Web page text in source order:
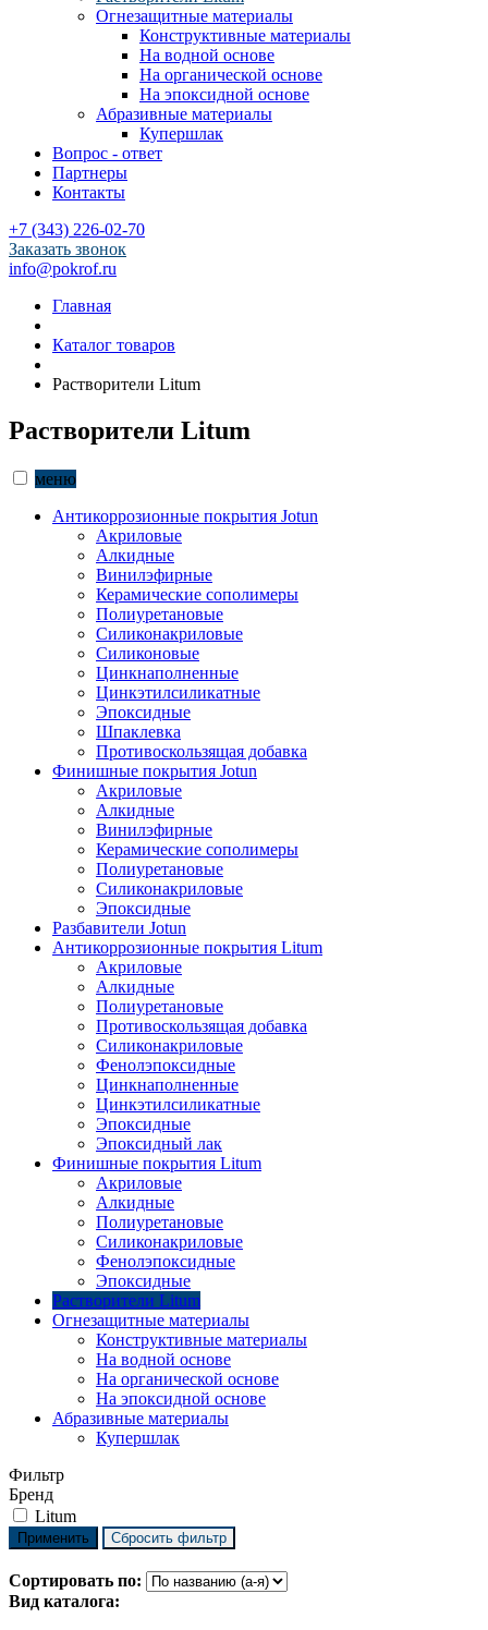
Огнезащитные материалы
Конструктивные материалы
На водной основе
На органической основе
На эпоксидной основе
Абразивные материалы
Купершлак
Вопрос - ответ
Партнеры
Контакты
+7 (343) 226-02-70
Заказать звонок
info@pokrof.ru
Главная
Каталог товаров
Растворители Litum
Растворители Litum
меню
Антикоррозионные покрытия Jotun
Акриловые
Алкидные
Винилэфирные
Керамические сополимеры
Полиуретановые
Силиконакриловые
Силиконовые
Цинкнаполненные
Цинкэтилсиликатные
Эпоксидные
Шпаклевка
Противоскользящая добавка
Финишные покрытия Jotun
Акриловые
Алкидные
Винилэфирные
Керамические сополимеры
Полиуретановые
Силиконакриловые
Эпоксидные
Разбавители Jotun
Антикоррозионные покрытия Litum
Акриловые
Алкидные
Полиуретановые
Противоскользящая добавка
Силиконакриловые
Фенолэпоксидные
Цинкнаполненные
Цинкэтилсиликатные
Эпоксидные
Эпоксидный лак
Финишные покрытия Litum
Акриловые
Алкидные
Полиуретановые
Силиконакриловые
Фенолэпоксидные
Эпоксидные
Растворители Litum
Огнезащитные материалы
Конструктивные материалы
На водной основе
На органической основе
На эпоксидной основе
Абразивные материалы
Купершлак
Фильтр
Бренд
Litum
Сортировать по:
Вид каталога: